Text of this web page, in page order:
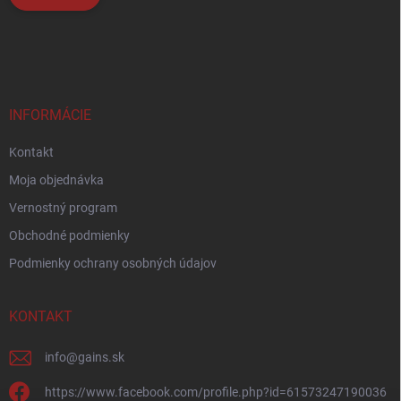
INFORMÁCIE
Kontakt
Moja objednávka
Vernostný program
Obchodné podmienky
Podmienky ochrany osobných údajov
KONTAKT
info@gains.sk
https://www.facebook.com/profile.php?id=61573247190036